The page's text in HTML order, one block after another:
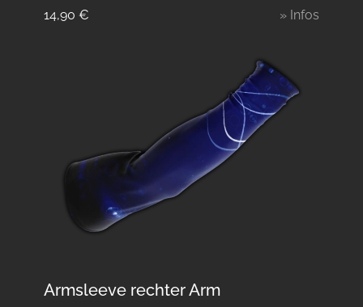
14,90 € » Infos
Armsleeve rechter Arm